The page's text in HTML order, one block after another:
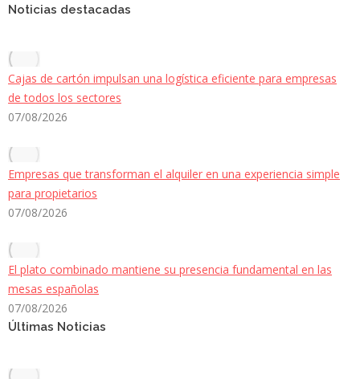
Noticias destacadas
Cajas de cartón impulsan una logística eficiente para empresas
de todos los sectores
07/08/2026
Empresas que transforman el alquiler en una experiencia simple
para propietarios
07/08/2026
El plato combinado mantiene su presencia fundamental en las
mesas españolas
07/08/2026
Últimas Noticias